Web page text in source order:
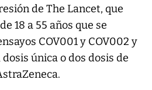
de The Lancet, que
18 a 55 años que se
COV001 y COV002 y
única o dos dosis de